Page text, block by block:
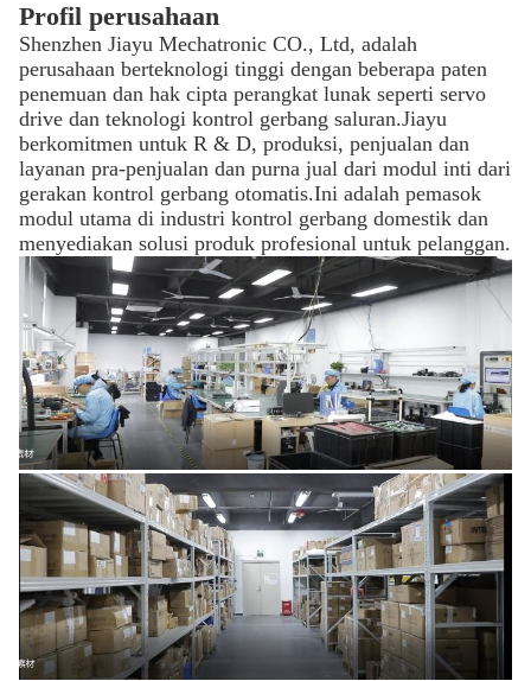
Profil perusahaan
Shenzhen Jiayu Mechatronic CO., Ltd, adalah
perusahaan berteknologi tinggi dengan beberapa paten
penemuan dan hak cipta perangkat lunak seperti servo
drive dan teknologi kontrol gerbang saluran.Jiayu
berkomitmen untuk R & D, produksi, penjualan dan
layanan pra-penjualan dan purna jual dari modul inti dari
gerakan kontrol gerbang otomatis.Ini adalah pemasok
modul utama di industri kontrol gerbang domestik dan
menyediakan solusi produk profesional untuk pelanggan.